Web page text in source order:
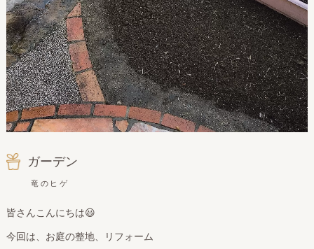
ガーデン
竜のヒゲ
皆さんこんにちは😃
今回は、お庭の整地、リフォーム